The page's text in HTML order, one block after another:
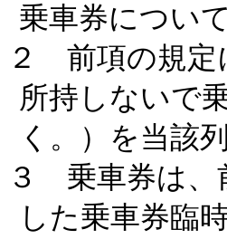
乗車券につい
２ 前項の規定
所持しないで
く。）を当該
３ 乗車券は、
した乗車券臨